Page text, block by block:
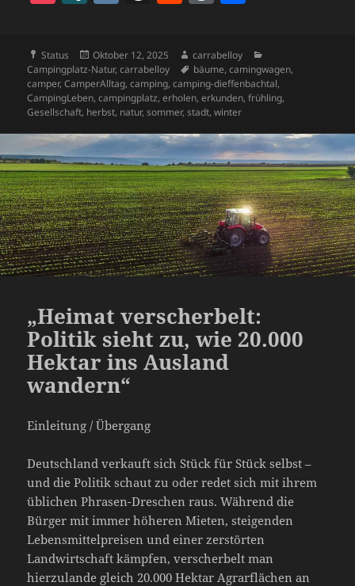
c
b
o
o
k
to
o
n
es
y
at
A
p
p
a
m
dI
n
k
et
N
G a
d
s
d
di
t
d
P
re
ss
n
Format
Status
Veröffentlicht
am
Oktober 12, 2025 Autor
carrabelloy
Campingplatz-Natur,carrabelloy Schlagwörter
bäume,camingwagen,
camper,CamperAlltag,camping,camping-dieffenbachtal,
CampingLeben,campingplatz,erholen,erkunden,frühling,
Gesellschaft, herbst, natur,sommer,stadt,winter
„Heimat verscherbelt:
Politik sieht zu, wie 20.000
Hektar ins Ausland
wandern“
Einleitung / Übergang
Deutschland verkauft sich Stück für Stück selbst –
und die Politik schaut zu oder redet sich mit ihrem
üblichen Phrasen-Dreschen raus. Während die
Bürger mit immer höheren Mieten, steigenden
Lebensmittelpreisen und einer zerstörten
Landwirtschaft kämpfen, verscherbelt man
hierzulande gleich 20.000 Hektar Agrarflächen an